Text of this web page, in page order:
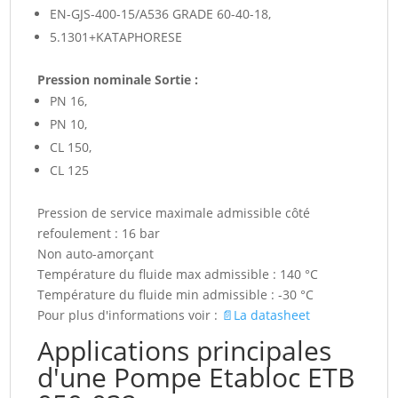
EN-GJS-400-15/A536 GRADE 60-40-18,
5.1301+KATAPHORESE
Pression nominale Sortie :
PN 16,
PN 10,
CL 150,
CL 125
Pression de service maximale admissible côté
refoulement : 16 bar
Non auto-amorçant
Température du fluide max admissible : 140 °C
Température du fluide min admissible : -30 °C
Pour plus d'informations voir : 📄La datasheet
Applications principales
d'une Pompe Etabloc ETB